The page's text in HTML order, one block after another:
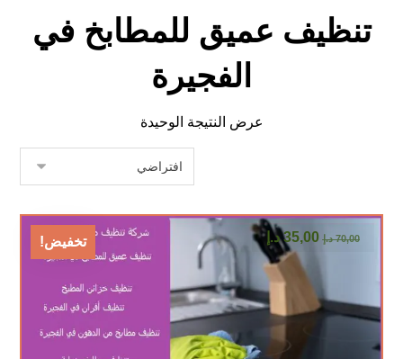
تنظيف عميق للمطابخ في
الفجيرة
عرض النتيجة الوحيدة
تخفيض! 70,00 د.إ 35,00 د.إ